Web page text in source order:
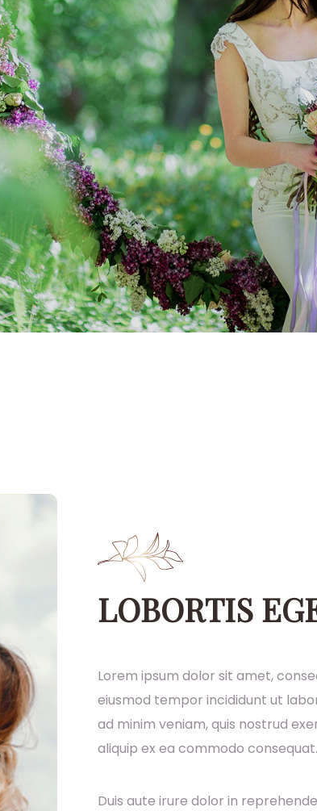
LOBORTIS
Lorem ipsum dolor sit amet,
eiusmod tempor incididunt ut
ad minim veniam, quis nostrud
aliquip ex ea commodo consequat.
Duis aute irure dolor in